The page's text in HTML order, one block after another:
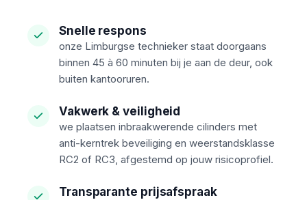
Snelle respons
onze Limburgse technieker staat doorgaans
binnen 45 à 60 minuten bij je aan de deur, ook
buiten kantooruren.
Vakwerk & veiligheid
we plaatsen inbraakwerende cilinders met
anti-kerntrek beveiliging en weerstandsklasse
RC2 of RC3, afgestemd op jouw risicoprofiel.
Transparante prijsafspraak